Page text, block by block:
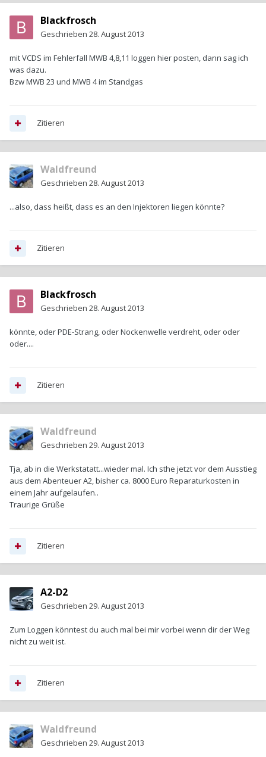
Blackfrosch
Geschrieben 28. August 2013
mit VCDS im Fehlerfall MWB 4,8,11 loggen hier posten, dann sag ich
was dazu.
Bzw MWB 23 und MWB 4 im Standgas
Zitieren
Waldfreund
Geschrieben 28. August 2013
...also, dass heißt, dass es an den Injektoren liegen könnte?
Zitieren
Blackfrosch
Geschrieben 28. August 2013
könnte, oder PDE-Strang, oder Nockenwelle verdreht, oder oder
oder....
Zitieren
Waldfreund
Geschrieben 29. August 2013
Tja, ab in die Werkstatatt...wieder mal. Ich sthe jetzt vor dem Ausstieg
aus dem Abenteuer A2, bisher ca. 8000 Euro Reparaturkosten in
einem Jahr aufgelaufen..
Traurige Grüße
Zitieren
A2-D2
Geschrieben 29. August 2013
Zum Loggen könntest du auch mal bei mir vorbei wenn dir der Weg
nicht zu weit ist.
Zitieren
Waldfreund
Geschrieben 29. August 2013